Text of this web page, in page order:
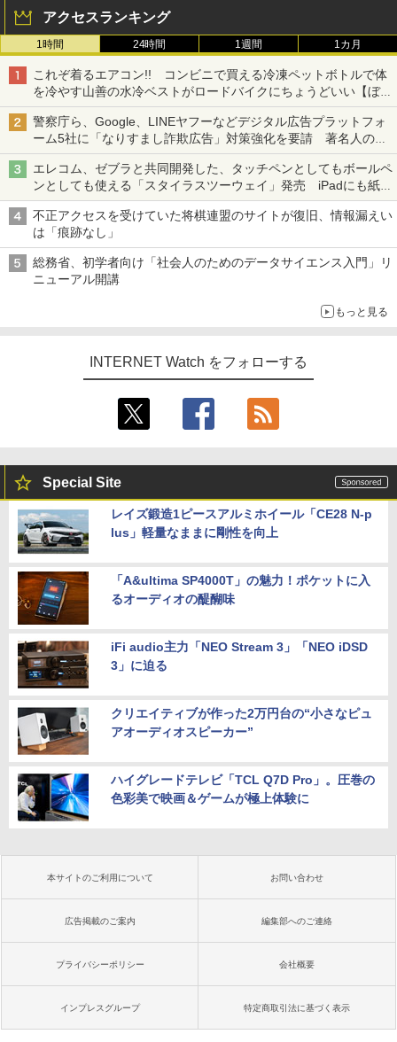
アクセスランキング
1時間 24時間 1週間 1カ月
これぞ着るエアコン!! コンビニで買える冷凍ペットボトルで体
を冷やす山善の水冷ベストがロードバイクにちょうどいい【ぼっ
ち・ざ・ろーど！その14】【空いた時間でなにしてる？】
警察庁ら、Google、LINEヤフーなどデジタル広告プラットフォ
ーム5社に「なりすまし詐欺広告」対策強化を要請 著名人の写
真や映像を使った投資詐欺などへの対策として
エレコム、ゼブラと共同開発した、タッチペンとしてもボールペ
ンとしても使える「スタイラスツーウェイ」発売 iPadにも紙に
も、持ち替えずに書き込める
不正アクセスを受けていた将棋連盟のサイトが復旧、情報漏えい
は「痕跡なし」
総務省、初学者向け「社会人のためのデータサイエンス入門」リ
ニューアル開講
もっと見る
INTERNET Watch をフォローする
Special Site
レイズ鍛造1ピースアルミホイール「CE28 N-p
lus」軽量なままに剛性を向上
「A&ultima SP4000T」の魅力！ポケットに入
るオーディオの醍醐味
iFi audio主力「NEO Stream 3」「NEO iDSD
3」に迫る
クリエイティブが作った2万円台の“小さなピュ
アオーディオスピーカー”
ハイグレードテレビ「TCL Q7D Pro」。圧巻の
色彩美で映画＆ゲームが極上体験に
本サイトのご利用について お問い合わせ
広告掲載のご案内 編集部へのご連絡
プライバシーポリシー 会社概要
インプレスグループ 特定商取引法に基づく表示